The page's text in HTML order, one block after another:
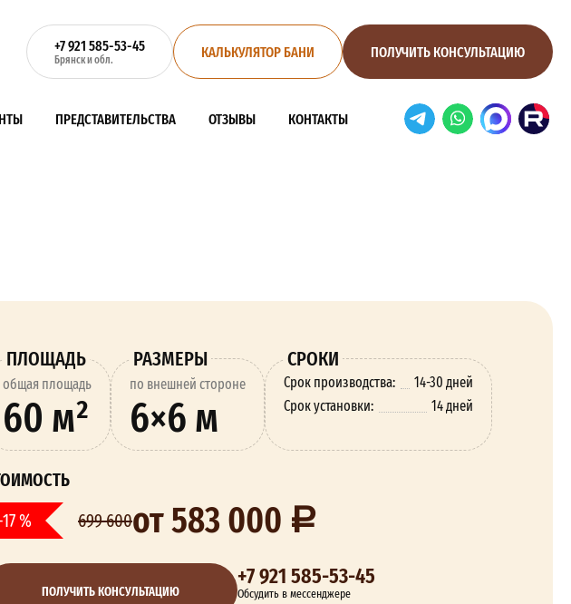
+7 921 585-53-45
Брянск и обл. КАЛЬКУЛЯТОР БАНИ ПОЛУЧИТЬ КОНСУЛЬТАЦИЮ
ПРЕДСТАВИТЕЛЬСТВА ОТЗЫВЫ КОНТАКТЫ
ПЛОЩАДЬ
oбщая площадь
60 м²
РАЗМЕРЫ
по внешней стороне
6×6 м
СРОКИ
Срок производства:
14-30 дней
Срок установки:
14 дней
% 699 600от 583 000
ПОЛУЧИТЬ КОНСУЛЬТАЦИЮ +7 921 585-53-45
Обсудить в мессенджере